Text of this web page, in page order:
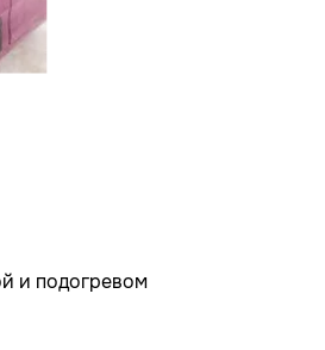
и подогревом